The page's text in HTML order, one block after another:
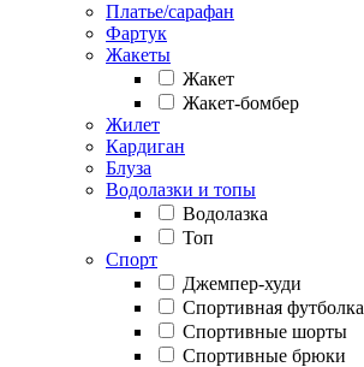
Платье/сарафан
Фартук
Жакеты
Жакет
Жакет-бомбер
Жилет
Кардиган
Блуза
Водолазки и топы
Водолазка
Топ
Спорт
Джемпер-худи
Спортивная футболка
Спортивные шорты
Спортивные брюки